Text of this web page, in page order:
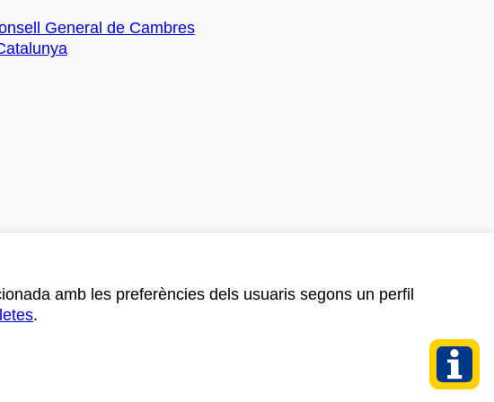
amb les preferències dels usuaris segons un perfil
.